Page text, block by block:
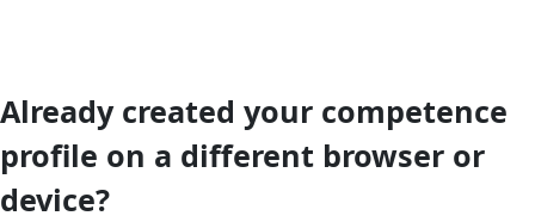
Already created your competence
profile on a different browser or
device?